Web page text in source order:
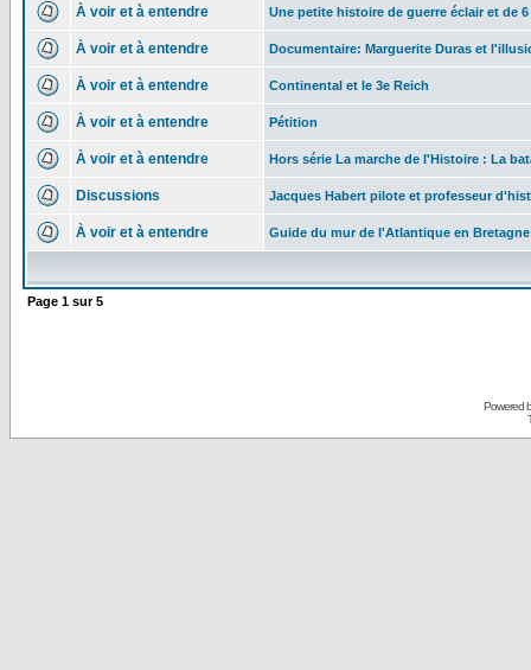
À voir et à entendre Une petite histoire de guerre éclair et de 6
À voir et à entendre Documentaire: Marguerite Duras et
À voir et à entendre Continental et le 3e Reich
À voir et à entendre Pétition
À voir et à entendre Hors série La marche de l'Histoire : La
Discussions Jacques Habert pilote et professeur
À voir et à entendre Guide du mur de l'Atlantique en Bretagne
Page 1 sur5
Powered